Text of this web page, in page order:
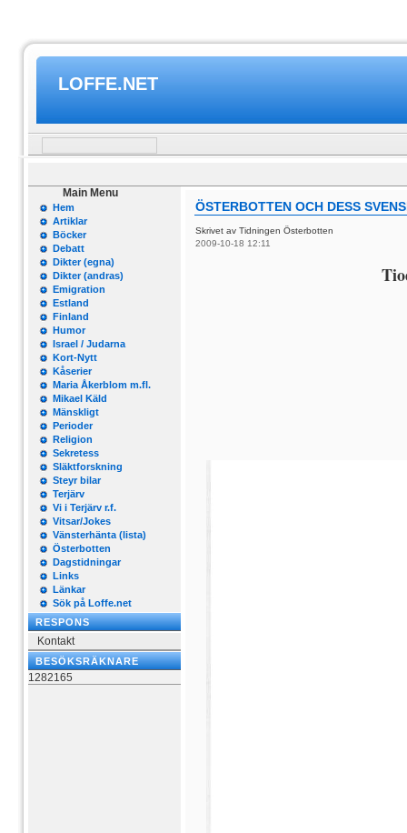
LOFFE.NET
Main Menu
Hem
Artiklar
Böcker
Debatt
Dikter (egna)
Dikter (andras)
Emigration
Estland
Finland
Humor
Israel / Judarna
Kort-Nytt
Kåserier
Maria Åkerblom m.fl.
Mikael Käld
Mänskligt
Perioder
Religion
Sekretess
Släktforskning
Steyr bilar
Terjärv
Vi i Terjärv r.f.
Vitsar/Jokes
Vänsterhänta (lista)
Österbotten
Dagstidningar
Links
Länkar
Sök på Loffe.net
RESPONS
Kontakt
BESÖKSRÄKNARE
1282165
ÖSTERBOTTEN OCH DESS
Skrivet av Tidningen Österbotten
2009-10-18 12:11